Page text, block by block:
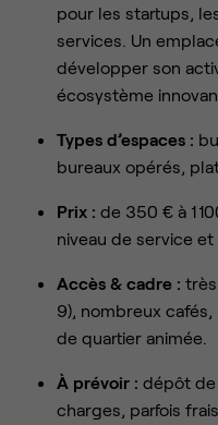
pour les startups,
services. Un
développer son
écosystème
Types d’espaces :
bureaux opérés,
Prix : de 350 € à 1
niveau de service et
Accès & cadre :
9), nombreux
de quartier animée.
À prévoir : dépôt de
charges, parfois